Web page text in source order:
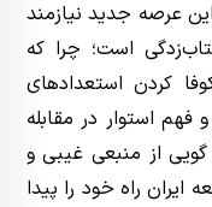
عرصه جدید نیازمند
است؛ چرا که
کردن استعدادهای
استوار در مقابله
گویی از منبعی غیبی و
راه خود را پیدا